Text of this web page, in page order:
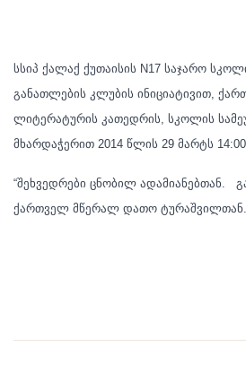
სსიპ ქალაქ ქუთაისის N17 საჯარო
განათლების კლუბის ინიციატივით,
ლიტერატურის კათედრის, სკოლის
მხარდაჭერით 2014 წლის 29 მარტს
“შეხვედრები ცნობილ ადამიანებთან.
ქართველ მწერალ დათო ტურაშვილთან.